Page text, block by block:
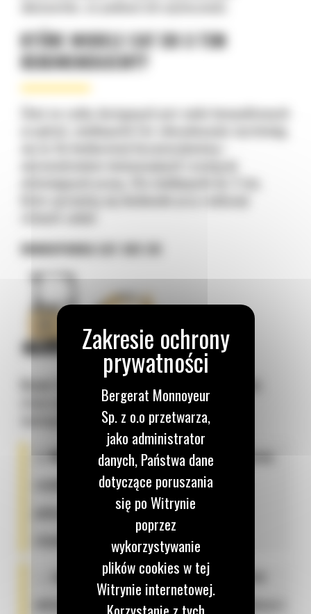
KTÓRE MODELE CAT DO 3 TON
REKOMENDUJEMY?
Choć na rynku dostępnych jest wiele kompaktowych
wprowadzaniem innowacyjnych rozwiązań
ułatwiających pracę. Oto minikoparki do 3 ton,
MINIKOPARKA CAT 302 CR
Model Cat 302 CR
to wyjątkowo zwinny model,
stworzony z myślą o pracy w najbardziej
wymagających, wąskich przestrzeniach.
⚖️Masa eksploatacyjna:2205 kg zapewnia
stabilność podczas kopania, pozwalając
jednocześnie na łatwy transport na
standardowej przyczepie;
regulowane podwozie:1090–1400 mm
ułatwia przejazd przez wąskie furtki, korytarze i
Bergerat Monnoyeur
Sp. z o.o przetwarza,
jako administrator
danych, Państwa dane
dotyczące poruszania
się po Witrynie
poprzez
wykorzystywanie
plików cookies w tej
Witrynie internetowej.